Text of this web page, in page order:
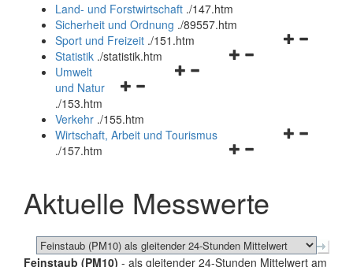
und
schließen
Land- und Forstwirtschaft ./147.htm
Sicherheit und Ordnung ./89557.htm
Navigationsmenü
Sport und Freizeit ./151.htm
Navigationsmenü
Statistik ./statistik.htm
Navigationsmenü
und
schließen
Umwelt
und Natur
./153.htm
Verkehr ./155.htm
Navigationsmenü
schließen
Wirtschaft, Arbeit und Tourismus
./157.htm
Aktuelle Messwerte
Feinstaub (PM10) - als gleitender 24-Stunden Mittelwert am